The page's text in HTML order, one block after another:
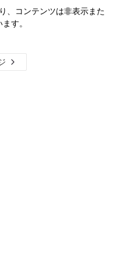
、コンテンツは非表示また
す。